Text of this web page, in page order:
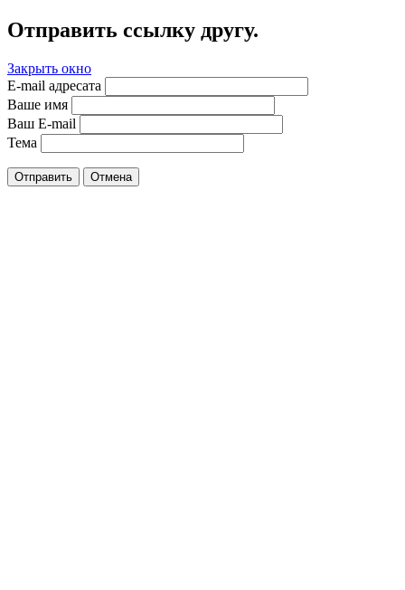
Отправить ссылку другу.
Закрыть окно
E-mail адресата
Ваше имя
Ваш E-mail
Тема
Отправить Отмена